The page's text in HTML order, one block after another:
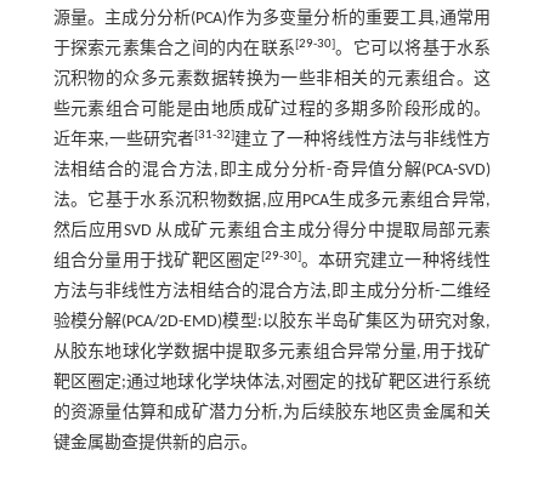
源量。主成分分析(PCA)作为多变量分析的重要工具,通常用
于探索元素集合之间的内在联系[29-30]。它可以将基于水系
沉积物的众多元素数据转换为一些非相关的元素组合。这
些元素组合可能是由地质成矿过程的多期多阶段形成的。
近年来,一些研究者[31-32]建立了一种将线性方法与非线性方
法相结合的混合方法,即主成分分析-奇异值分解(PCA-SVD)
法。它基于水系沉积物数据,应用PCA生成多元素组合异常,
然后应用SVD 从成矿元素组合主成分得分中提取局部元素
组合分量用于找矿靶区圈定 [29-30]。本研究建立一种将线性
方法与非线性方法相结合的混合方法,即主成分分析-二维经
验模分解(PCA/2D-EMD)模型:以胶东半岛矿集区为研究对象,
从胶东地球化学数据中提取多元素组合异常分量,用于找矿
靶区圈定;通过地球化学块体法,对圈定的找矿靶区进行系统
的资源量估算和成矿潜力分析,为后续胶东地区贵金属和关
键金属勘查提供新的启示。